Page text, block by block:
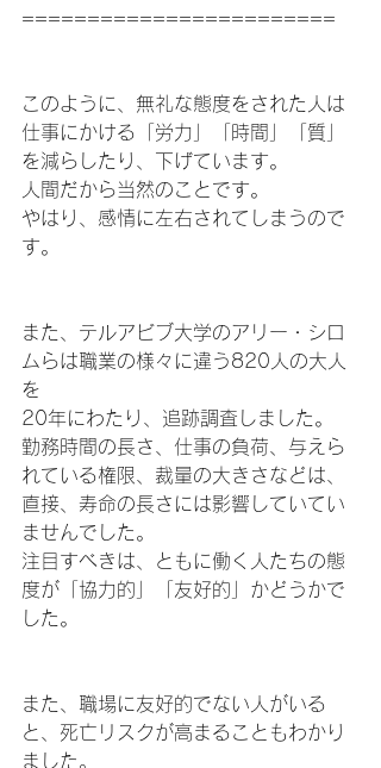
========================
このように、無礼な態度をされた人は
仕事にかける「労力」「時間」「質」
を減らしたり、下げています。
人間だから当然のことです。
やはり、感情に左右されてしまうので
す。
また、テルアビブ大学のアリー・シロ
ムらは職業の様々に違う820人の大人
を
20年にわたり、追跡調査しました。
勤務時間の長さ、仕事の負荷、与えら
れている権限、裁量の大きさなどは、
直接、寿命の長さには影響していてい
ませんでした。
注目すべきは、ともに働く人たちの態
度が「協力的」「友好的」かどうかで
した。
また、職場に友好的でない人がいる
と、死亡リスクが高まることもわかり
ました。